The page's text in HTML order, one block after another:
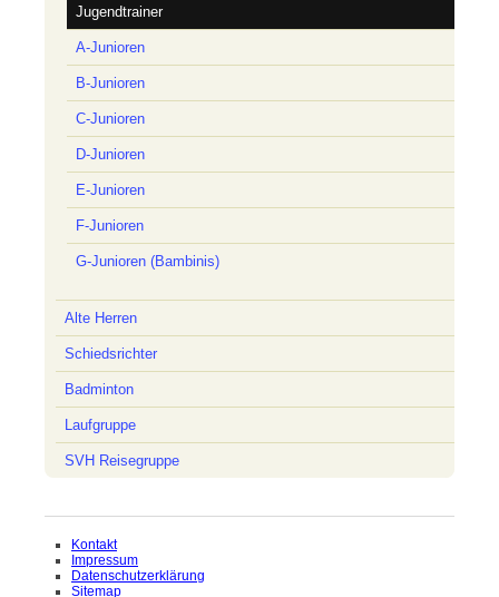
Jugendtrainer
A-Junioren
B-Junioren
C-Junioren
D-Junioren
E-Junioren
F-Junioren
G-Junioren (Bambinis)
Alte Herren
Schiedsrichter
Badminton
Laufgruppe
SVH Reisegruppe
Navigation
überspringen
Kontakt
Impressum
Datenschutzerklärung
Sitemap